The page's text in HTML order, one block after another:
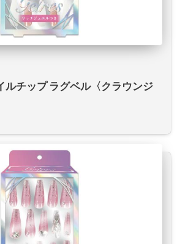
チップ ラグベル〈クラウンジ